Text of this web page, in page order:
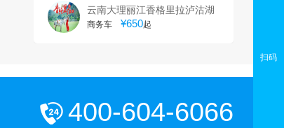
云南大理丽江香格里拉泸沽湖
旅游包车
商务车 ¥650起
400-604-6066
扫码